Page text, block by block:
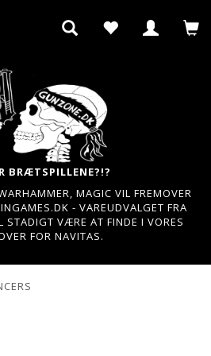
BRÆTSPILLENE?!?
MAGIC VIL FREMOVER
- VAREUDVALGET FRA
STADIGT VÆRE AT FINDE I VORES
FOR NAVITAS.